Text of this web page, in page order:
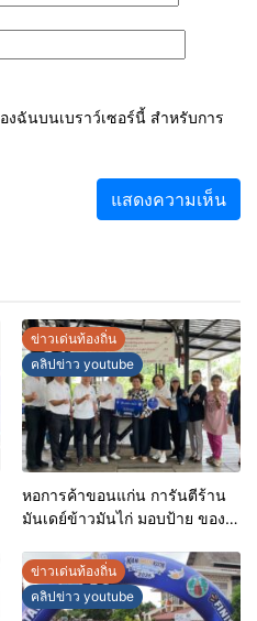
ฉันบนเบราว์เซอร์นี้ สำหรับการ
ข่าวเด่นท้องถิ่น
คลิปข่าว youtube
หอการค้าขอนแก่น การันตีร้าน
มันเดย์ข้าวมันไก่ มอบป้าย ของดี
ประกอบการคุณภาพ ยกระดับ
มาตรฐาน สร้างความเชื่อมั่นให้ผู้
บริโภค
ข่าวเด่นท้องถิ่น
คลิปข่าว youtube